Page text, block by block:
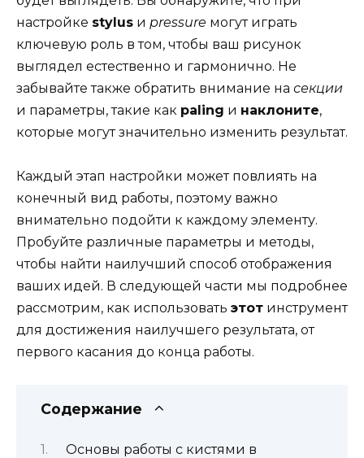
настройке stylus и pressure могут играть
ключевую роль в том, чтобы ваш рисунок
выглядел естественно и гармонично. Не
забывайте также обратить внимание на секции
и параметры, такие как paling и наклоните,
которые могут значительно изменить результат.
Каждый этап настройки может повлиять на
конечный вид работы, поэтому важно
внимательно подойти к каждому элементу.
Пробуйте различные параметры и методы,
чтобы найти наилучший способ отображения
ваших идей. В следующей части мы подробнее
рассмотрим, как использовать этот инструмент
для достижения наилучшего результата, от
первого касания до конца работы.
Содержание
Основы работы с кистями в